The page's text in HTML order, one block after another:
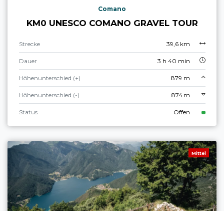
Comano
KM0 UNESCO COMANO GRAVEL TOUR
Strecke 39,6 km
Dauer 3 h 40 min
Höhenunterschied (+) 879 m
Höhenunterschied (-) 874 m
Status Offen
Mittel